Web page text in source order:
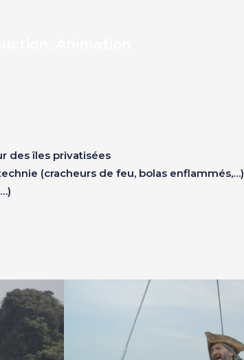
des îles privatisées
(cracheurs de feu, bolas enflammés,…)